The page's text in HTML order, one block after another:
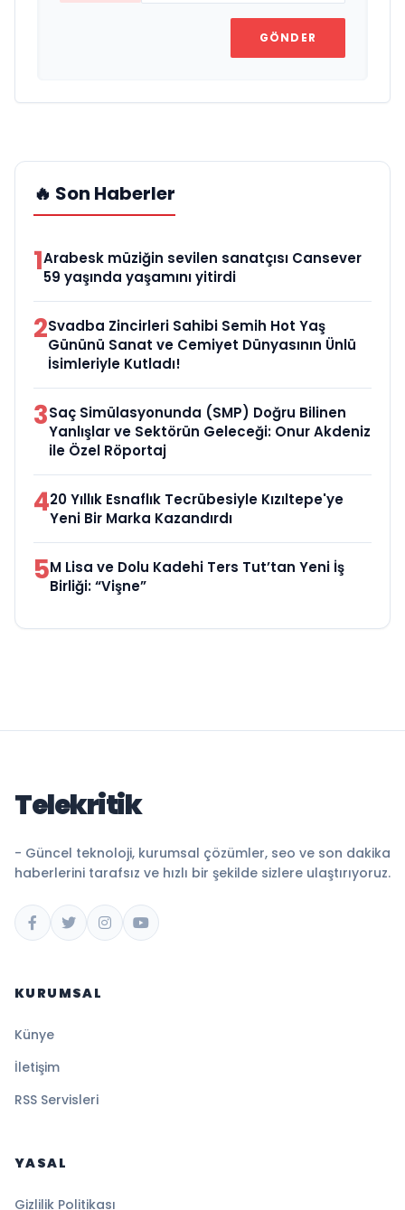
GÖNDER
🔥 Son Haberler
1Arabesk müziğin sevilen sanatçısı Cansever
59 yaşında yaşamını yitirdi
2Svadba Zincirleri Sahibi Semih Hot Yaş
Gününü Sanat ve Cemiyet Dünyasının Ünlü
İsimleriyle Kutladı!
3Saç Simülasyonunda (SMP) Doğru Bilinen
Yanlışlar ve Sektörün Geleceği: Onur Akdeniz
ile Özel Röportaj
420 Yıllık Esnaflık Tecrübesiyle Kızıltepe'ye
Yeni Bir Marka Kazandırdı
5M Lisa ve Dolu Kadehi Ters Tut’tan Yeni İş
Birliği: “Vişne”
Telekritik
- Güncel teknoloji, kurumsal çözümler, seo ve son dakika
haberlerini tarafsız ve hızlı bir şekilde sizlere ulaştırıyoruz.
KURUMSAL
Künye
İletişim
RSS Servisleri
YASAL
Gizlilik Politikası